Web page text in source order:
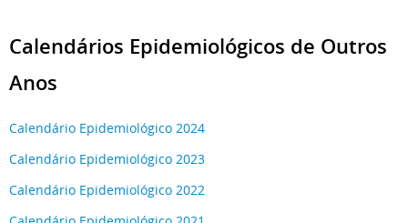
Calendários Epidemiológicos de Outros
Anos
Calendário Epidemiológico 2024
Calendário Epidemiológico 2023
Calendário Epidemiológico 2022